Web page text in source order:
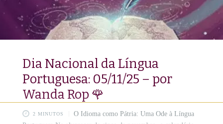
Dia Nacional da Língua
Portuguesa: 05/11/25 – por
Wanda Rop 🌹
2 MINUTOS
O Idioma como Pátria: Uma Ode à Língua